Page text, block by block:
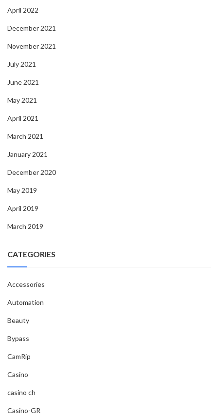
April 2022
December 2021
November 2021
July 2021
June 2021
May 2021
April 2021
March 2021
January 2021
December 2020
May 2019
April 2019
March 2019
CATEGORIES
Accessories
Automation
Beauty
Bypass
CamRip
Casino
casino ch
Casino-GR